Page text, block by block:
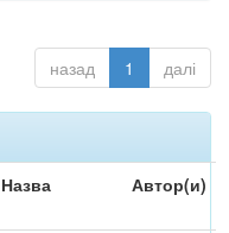
назад 1 далі
Назва Автор(и)